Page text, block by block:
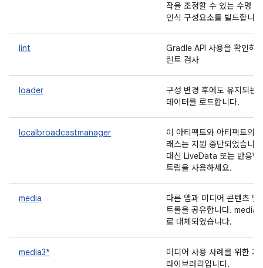
작을 조정할 수 있는 수명
인식 구성요소를 빌드합니
lint
Gradle API 사용을 확인하
린트 검사
loader
구성 변경 후에도 유지되는
데이터를 로드합니다.
localbroadcastmanager
이 아티팩트와 아티팩트의
래스는 지원 중단되었습니
대신 LiveData 또는 반응형
트림을 사용하세요.
media
다른 앱과 미디어 콘텐츠 및
트롤을 공유합니다. media3
로 대체되었습니다.
media3*
미디어 사용 사례를 위한 지
라이브러리입니다.